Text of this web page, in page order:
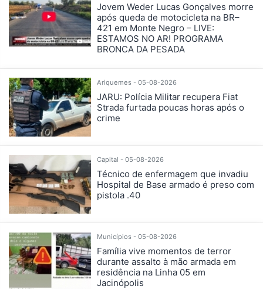
Jovem Weder Lucas Gonçalves morre
após queda de motocicleta na BR–
421 em Monte Negro – LIVE:
ESTAMOS NO AR! PROGRAMA
BRONCA DA PESADA
Ariquemes - 05-08-2026
JARU: Polícia Militar recupera Fiat
Strada furtada poucas horas após o
crime
Capital - 05-08-2026
Técnico de enfermagem que invadiu
Hospital de Base armado é preso com
pistola .40
Municípios - 05-08-2026
Família vive momentos de terror
durante assalto à mão armada em
residência na Linha 05 em
Jacinópolis